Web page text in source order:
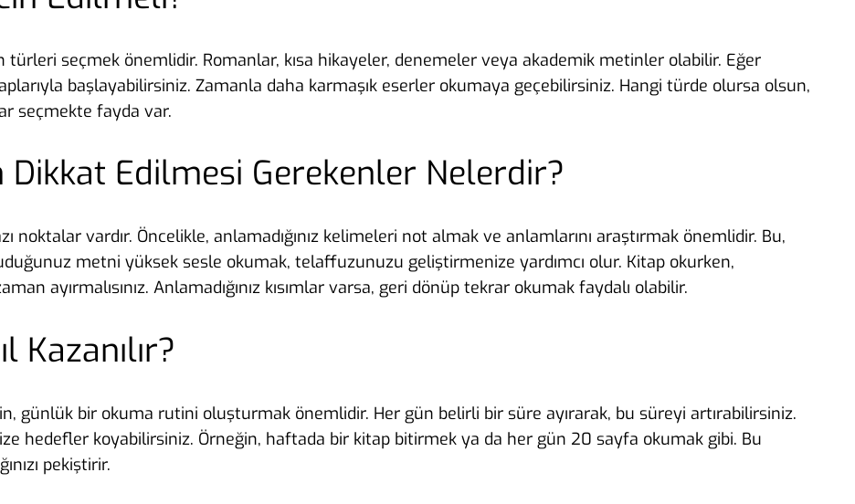
türleri seçmek önemlidir. Romanlar, kısa hikayeler, denemeler veya akademik metinler olabilir. Eğer
başlayabilirsiniz. Zamanla daha karmaşık eserler okumaya geçebilirsiniz. Hangi türde olursa olsun,
seçmekte fayda var.
Edilmesi Gerekenler Nelerdir?
noktalar vardır. Öncelikle, anlamadığınız kelimeleri not almak ve anlamlarını araştırmak önemlidir. Bu,
metni yüksek sesle okumak, telaffuzunuzu geliştirmenize yardımcı olur. Kitap okurken,
ayırmalısınız. Anlamadığınız kısımlar varsa, geri dönüp tekrar okumak faydalı olabilir.
Kazanılır?
günlük bir okuma rutini oluşturmak önemlidir. Her gün belirli bir süre ayırarak, bu süreyi artırabilirsiniz.
hedefler koyabilirsiniz. Örneğin, haftada bir kitap bitirmek ya da her gün 20 sayfa okumak gibi. Bu
pekiştirir.